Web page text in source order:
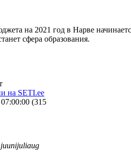
на 2021 год в Нарве
сфера образования.
на SETI.ee
(315